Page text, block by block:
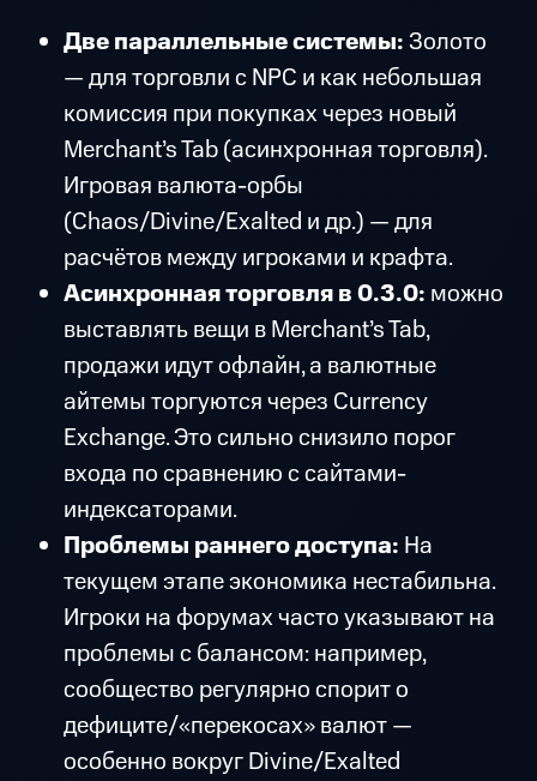
Две параллельные системы:Золото
— для торговли с NPC и как небольшая
комиссия при покупках через новый
Merchant’s Tab (асинхронная торговля).
Игровая валюта-орбы
(Chaos/Divine/Exalted и др.) — для
расчётов между игроками и крафта.
Асинхронная торговля в 0.3.0: можно
выставлять вещи в Merchant’s Tab,
продажи идут офлайн, а валютные
айтемы торгуются через Currency
Exchange. Это сильно снизило порог
входа по сравнению с сайтами-
индексаторами.
Проблемы раннего доступа: На
текущем этапе экономика нестабильна.
Игроки на форумах часто указывают на
проблемы с балансом: например,
сообщество регулярно спорит о
дефиците/«перекосах» валют —
особенно вокруг Divine/Exalted